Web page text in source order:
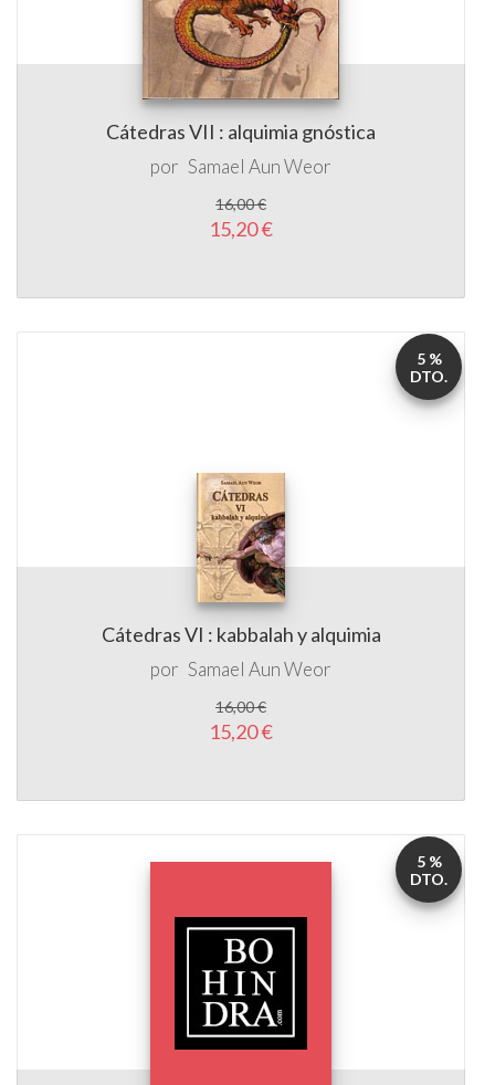
Cátedras VII : alquimia gnóstica
por Samael Aun Weor
16,00 €
15,20 €
Cátedras VI : kabbalah y alquimia
por Samael Aun Weor
16,00 €
15,20 €
5 %
DTO.
5 %
DTO.